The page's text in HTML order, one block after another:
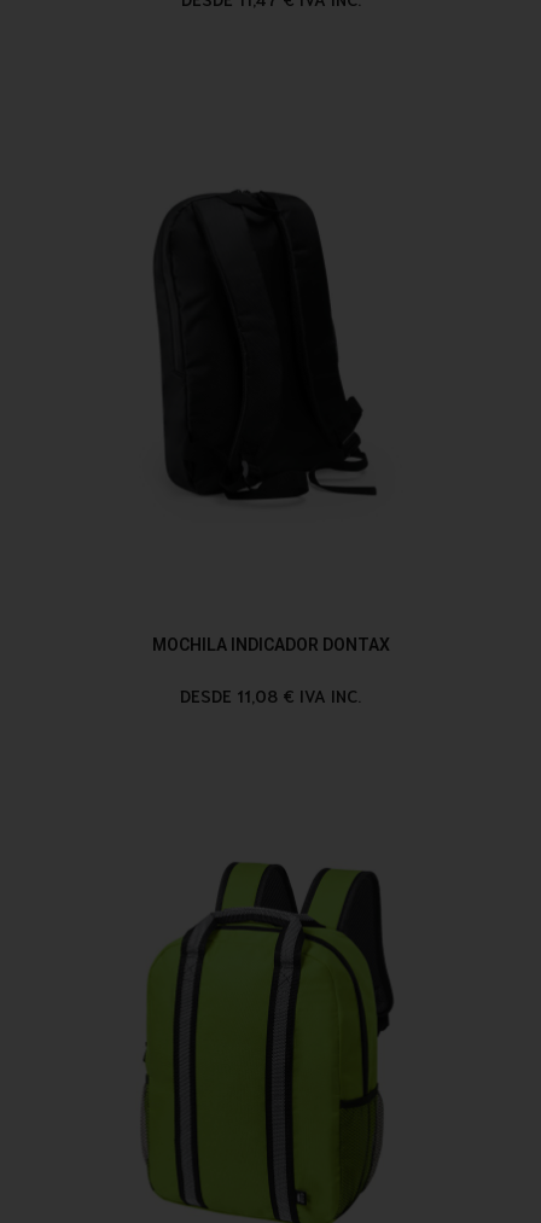
MOCHILA INDICADOR DONTAX
DESDE 11,08 € IVA INC.